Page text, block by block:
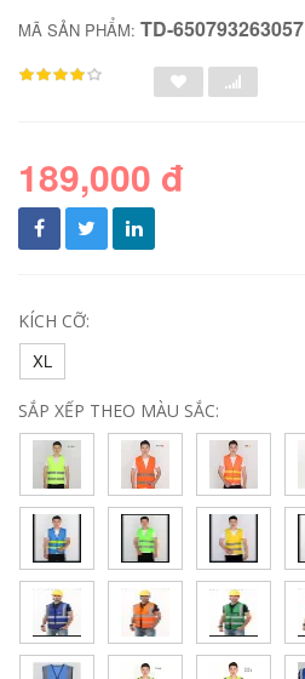
MÃ SẢN PHẨM: TD-650793263057
189,000 đ
KÍCH CỠ:
XL
SẮP XẾP THEO MÀU SẮC: